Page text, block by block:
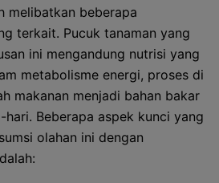
melibatkan beberapa
terkait. Pucuk tanaman yang
ini mengandung nutrisi yang
metabolisme energi, proses di
makanan menjadi bahan bakar
Beberapa aspek kunci yang
olahan ini dengan